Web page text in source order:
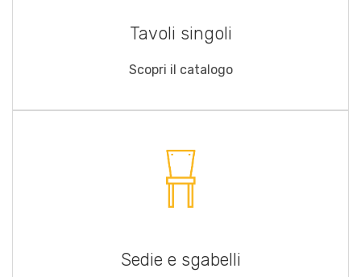
Tavoli singoli
Scopri il catalogo
Sedie e sgabelli